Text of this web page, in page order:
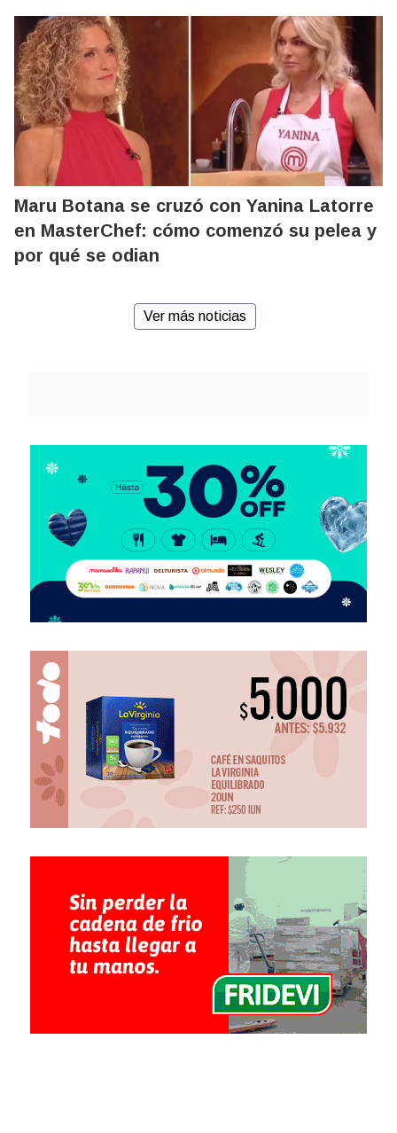
Maru Botana se cruzó con Yanina Latorre
en MasterChef: cómo comenzó su pelea y
por qué se odian
Ver más noticias